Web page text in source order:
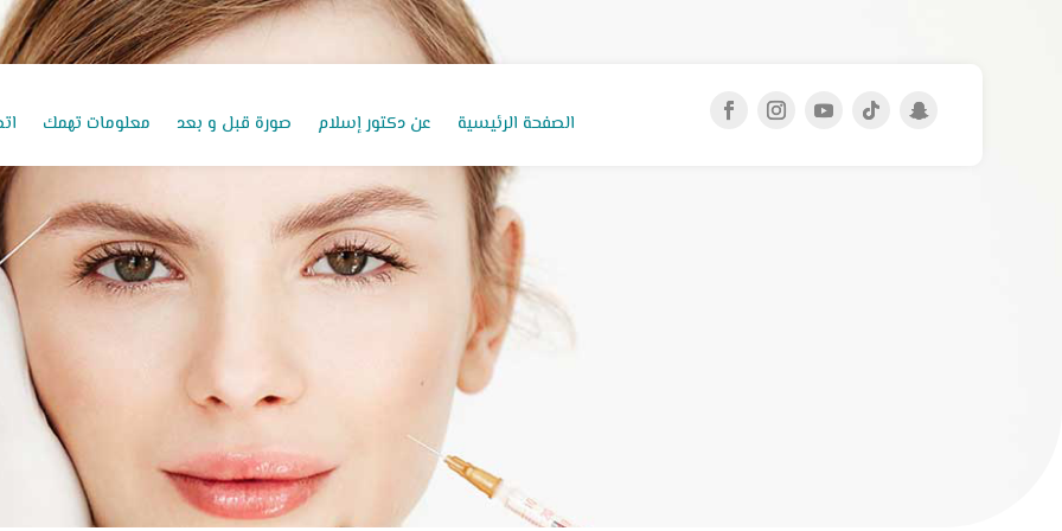
الصفحة الرئيسية عن دكتور إسلام صورة قبل و بعد معلومات تهمك